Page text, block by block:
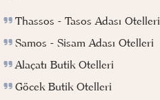
Thassos - Tasos Adası Otelleri
Samos - Sisam Adası Otelleri
Alaçatı Butik Otelleri
Göcek Butik Otelleri